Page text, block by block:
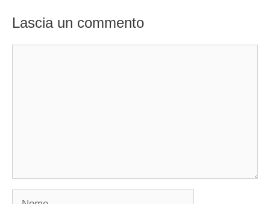
Lascia un commento
Nome